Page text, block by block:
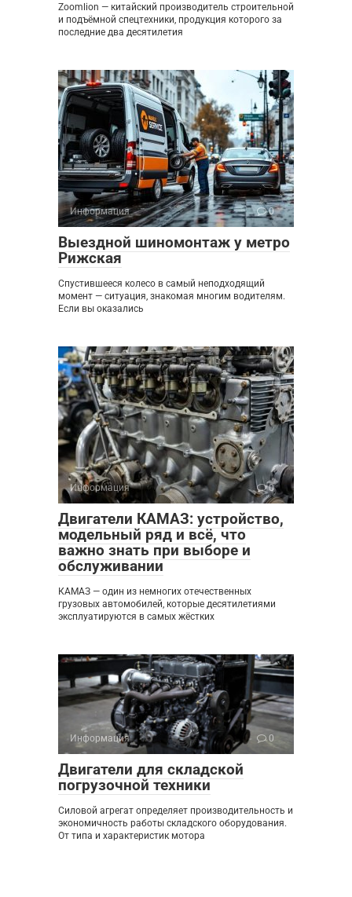
Zoomlion — китайский производитель строительной
и подъёмной спецтехники, продукция которого за
последние два десятилетия
Информация 0
Выездной шиномонтаж у метро
Рижская
Спустившееся колесо в самый неподходящий
момент — ситуация, знакомая многим водителям.
Если вы оказались
Информация 0
Двигатели КАМАЗ: устройство,
модельный ряд и всё, что
важно знать при выборе и
обслуживании
КАМАЗ — один из немногих отечественных
грузовых автомобилей, которые десятилетиями
эксплуатируются в самых жёстких
Информация 0
Двигатели для складской
погрузочной техники
Силовой агрегат определяет производительность и
экономичность работы складского оборудования.
От типа и характеристик мотора